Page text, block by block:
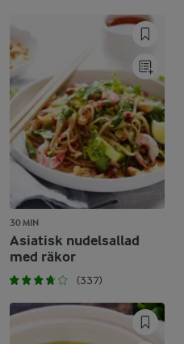
30 MIN
Asiatisk nudelsallad
med räkor
(337)